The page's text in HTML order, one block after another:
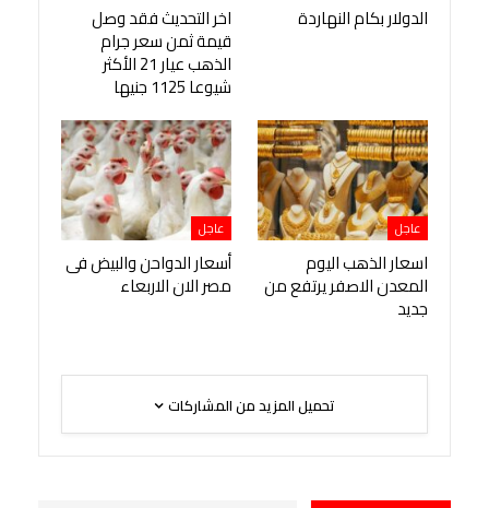
الدولار بكام النهاردة اخر التحديث فقد وصل
قيمة ثمن سعر جرام
الذهب عيار 21 الأكثر
شيوعا 1125 جنيها
عاجل
اسعار الذهب اليوم
المعدن الاصفر يرتفع من
جديد
عاجل
أسعار الدواحن والبيض فى
مصر الان الاربعاء
تحميل المزيد من المشاركات